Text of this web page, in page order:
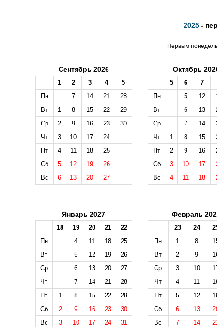
2025 -
Первым
Сентябрь 2026
1 2 3 4
5
Пн
7 14 21
28
Вт
1 8 15 22
29
Ср
2 9 16 23
30
Чт
3 10 17
24
Пт
4 11 18
25
Сб
5 12 19
26
Вс
6 13 20 27
Октябрь
5 6
7
Пн
5 12
Вт
6 13
Ср
7 14
Чт
1 8 15
Пт
2 9 16
Сб
3 10 17
Вс
4 11 18
Январь 2027
18 19 20 21
22
Пн
4 11 18
25
Вт
5 12 19
26
Ср
6 13 20
27
Чт
7 14 21
28
Пт
1 8 15 22
29
Сб
2 9 16 23
30
Вс
3 10 17 24 31
Февраль
23 24
Пн
1 8
Вт
2 9
Ср
3 10
Чт
4 11
Пт
5 12
Сб
6 13
Вс
7 14